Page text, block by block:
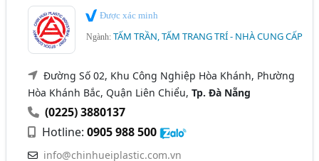
Được xác minh
Ngành:TẤM TRẦN, TẤM TRANG TRÍ - NHÀ CUNG CẤP
Đường Số 02, Khu Công Nghiệp Hòa Khánh, Phường
Hòa Khánh Bắc, Quận Liên Chiểu,Tp. Đà Nẵng
(0225) 3880137
Hotline:0905 988 500
info@chinhueiplastic.com.vn